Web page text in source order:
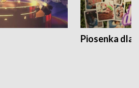
Piosenka dla